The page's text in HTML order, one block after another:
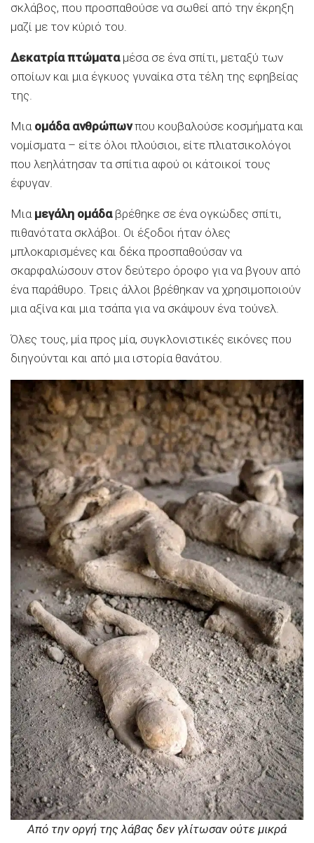
σκλάβος, που προσπαθούσε να σωθεί από την έκρηξη
μαζί με τον κύριό του.
Δεκατρία πτώματαμέσα σε ένα σπίτι, μεταξύ των
οποίων και μια έγκυος γυναίκα στα τέλη της εφηβείας
της.
Μια ομάδα ανθρώπωνπου κουβαλούσε κοσμήματα και
νομίσματα – είτε όλοι πλούσιοι, είτε πλιατσικολόγοι
που λεηλάτησαν τα σπίτια αφού οι κάτοικοί τους
έφυγαν.
Μια μεγάλη ομάδαβρέθηκε σε ένα ογκώδες σπίτι,
πιθανότατα σκλάβοι. Οι έξοδοι ήταν όλες
μπλοκαρισμένες και δέκα προσπαθούσαν να
σκαρφαλώσουν στον δεύτερο όροφο για να βγουν από
ένα παράθυρο. Τρεις άλλοι βρέθηκαν να χρησιμοποιούν
μια αξίνα και μια τσάπα για να σκάψουν ένα τούνελ.
Όλες τους, μία προς μία, συγκλονιστικές εικόνες που
διηγούνται και από μια ιστορία θανάτου.
Aπό την οργή της λάβας δεν γλίτωσαν ούτε μικρά